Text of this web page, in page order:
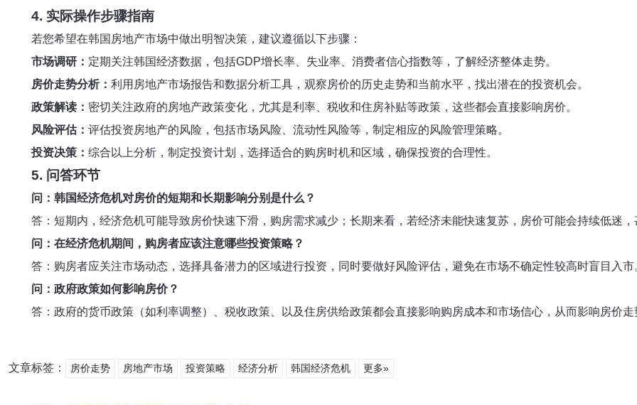
4. 实际操作步骤指南
若您希望在韩国房地产市场中做出明智决策，建议遵循以下步骤：
市场调研： 定期关注韩国经济数据，包括GDP增长率、失业率、消费者信心指数等，了解经济整体走势。
房价走势分析： 利用房地产市场报告和数据分析工具，观察房价的历史走势和当前水平，找出潜在的投资机会。
政策解读： 密切关注政府的房地产政策变化，尤其是利率、税收和住房补贴等政策，这些都会直接影响房价。
风险评估： 评估投资房地产的风险，包括市场风险、流动性风险等，制定相应的风险管理策略。
投资决策： 综合以上分析，制定投资计划，选择适合的购房时机和区域，确保投资的合理性。
5. 问答环节
问：韩国经济危机对房价的短期和长期影响分别是什么？
答：短期内，经济危机可能导致房价快速下滑，购房需求减少；长期来看，若经济未能快速复苏，房价可能会持续低迷
问：在经济危机期间，购房者应该注意哪些投资策略？
答：购房者应关注市场动态，选择具备潜力的区域进行投资，同时要做好风险评估，避免在市场不确定性较高时盲目入市
问：政府政策如何影响房价？
答：政府的货币政策（如利率调整）、税收政策、以及住房供给政策都会直接影响购房成本和市场信心，从而影响房价走
文章标签： 房价走势 房地产市场 投资策略 经济分析 韩国经济危机 更多»